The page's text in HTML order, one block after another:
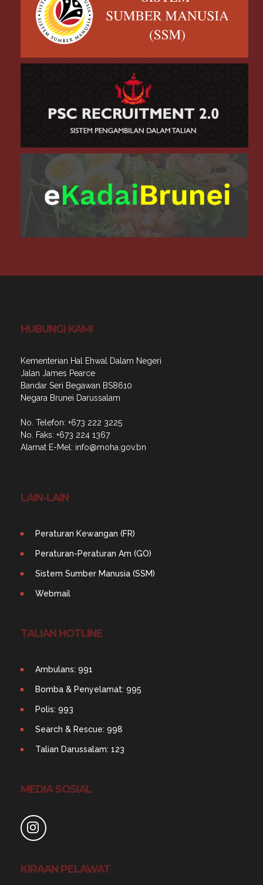
HUBUNGI KAMI
Kementerian Hal Ehwal Dalam Negeri
Jalan James Pearce
Bandar Seri Begawan BS8610
Negara Brunei Darussalam
No. Telefon: +673 222 3225
No. Faks: +673 224 1367
Alamat E-Mel: info@moha​.gov.bn
LAIN-LAIN
Peraturan Kewangan (FR)
Peraturan-Peraturan Am (GO)
Sistem Sumber Manusia (SSM)
Webmail
TALIAN HOTLINE
Ambulans: 991
Bomba & Penyelamat: 995
Polis: 993
Search & Rescue: 998
Talian Darussalam: 123
MEDIA SOSIAL
KIRAAN PELAWAT